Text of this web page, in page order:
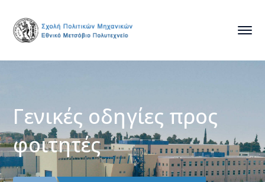
Γενικές οδηγίες προς
φοιτητές